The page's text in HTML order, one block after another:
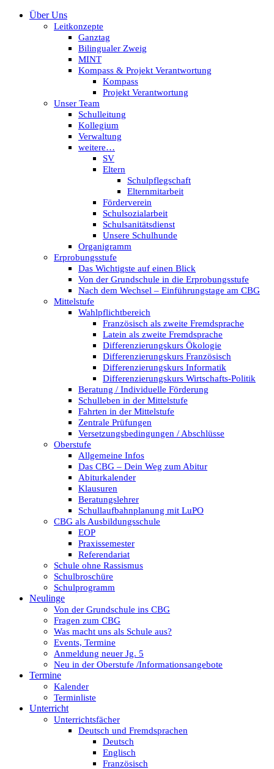
Über Uns
Leitkonzepte
Ganztag
Bilingualer Zweig
MINT
Kompass & Projekt Verantwortung
Kompass
Projekt Verantwortung
Unser Team
Schulleitung
Kollegium
Verwaltung
weitere…
SV
Eltern
Schulpflegschaft
Elternmitarbeit
Förderverein
Schulsozialarbeit
Schulsanitätsdienst
Unsere Schulhunde
Organigramm
Erprobungsstufe
Das Wichtigste auf einen Blick
Von der Grundschule in die Erprobungsstufe
Nach dem Wechsel – Einführungstage am CBG
Mittelstufe
Wahlpflichtbereich
Französisch als zweite Fremdsprache
Latein als zweite Fremdsprache
Differenzierungskurs Ökologie
Differenzierungskurs Französisch
Differenzierungskurs Informatik
Differenzierungskurs Wirtschafts-Politik
Beratung / Individuelle Förderung
Schulleben in der Mittelstufe
Fahrten in der Mittelstufe
Zentrale Prüfungen
Versetzungsbedingungen / Abschlüsse
Oberstufe
Allgemeine Infos
Das CBG – Dein Weg zum Abitur
Abiturkalender
Klausuren
Beratungslehrer
Schullaufbahnplanung mit LuPO
CBG als Ausbildungsschule
EOP
Praxissemester
Referendariat
Schule ohne Rassismus
Schulbroschüre
Schulprogramm
Neulinge
Von der Grundschule ins CBG
Fragen zum CBG
Was macht uns als Schule aus?
Events, Termine
Anmeldung neuer Jg. 5
Neu in der Oberstufe /Informationsangebote
Termine
Kalender
Terminliste
Unterricht
Unterrichtsfächer
Deutsch und Fremdsprachen
Deutsch
Englisch
Französisch